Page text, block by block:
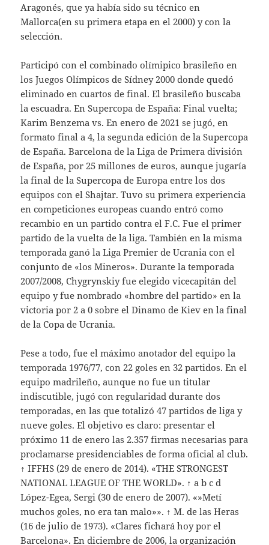
Aragonés, que ya había sido su técnico en
Mallorca(en su primera etapa en el 2000) y con la
selección.
Participó con el combinado olímipico brasileño en
los Juegos Olímpicos de Sídney 2000 donde quedó
eliminado en cuartos de final. El brasileño buscaba
la escuadra. En Supercopa de España: Final vuelta;
Karim Benzema vs. En enero de 2021 se jugó, en
formato final a 4, la segunda edición de la Supercopa
de España. Barcelona de la Liga de Primera división
de España, por 25 millones de euros, aunque jugaría
la final de la Supercopa de Europa entre los dos
equipos con el Shajtar. Tuvo su primera experiencia
en competiciones europeas cuando entró como
recambio en un partido contra el F.C. Fue el primer
partido de la vuelta de la liga. También en la misma
temporada ganó la Liga Premier de Ucrania con el
conjunto de «los Mineros». Durante la temporada
2007/2008, Chygrynskiy fue elegido vicecapitán del
equipo y fue nombrado «hombre del partido» en la
victoria por 2 a 0 sobre el Dinamo de Kiev en la final
de la Copa de Ucrania.
Pese a todo, fue el máximo anotador del equipo la
temporada 1976/77, con 22 goles en 32 partidos. En el
equipo madrileño, aunque no fue un titular
indiscutible, jugó con regularidad durante dos
temporadas, en las que totalizó 47 partidos de liga y
nueve goles. El objetivo es claro: presentar el
próximo 11 de enero las 2.357 firmas necesarias para
proclamarse presidenciables de forma oficial al club.
↑ IFFHS (29 de enero de 2014). «THE STRONGEST
NATIONAL LEAGUE OF THE WORLD». ↑ a b c d
López-Egea, Sergi (30 de enero de 2007). «»Metí
muchos goles, no era tan malo»». ↑ M. de las Heras
(16 de julio de 1973). «Clares fichará hoy por el
Barcelona». En diciembre de 2006, la organización